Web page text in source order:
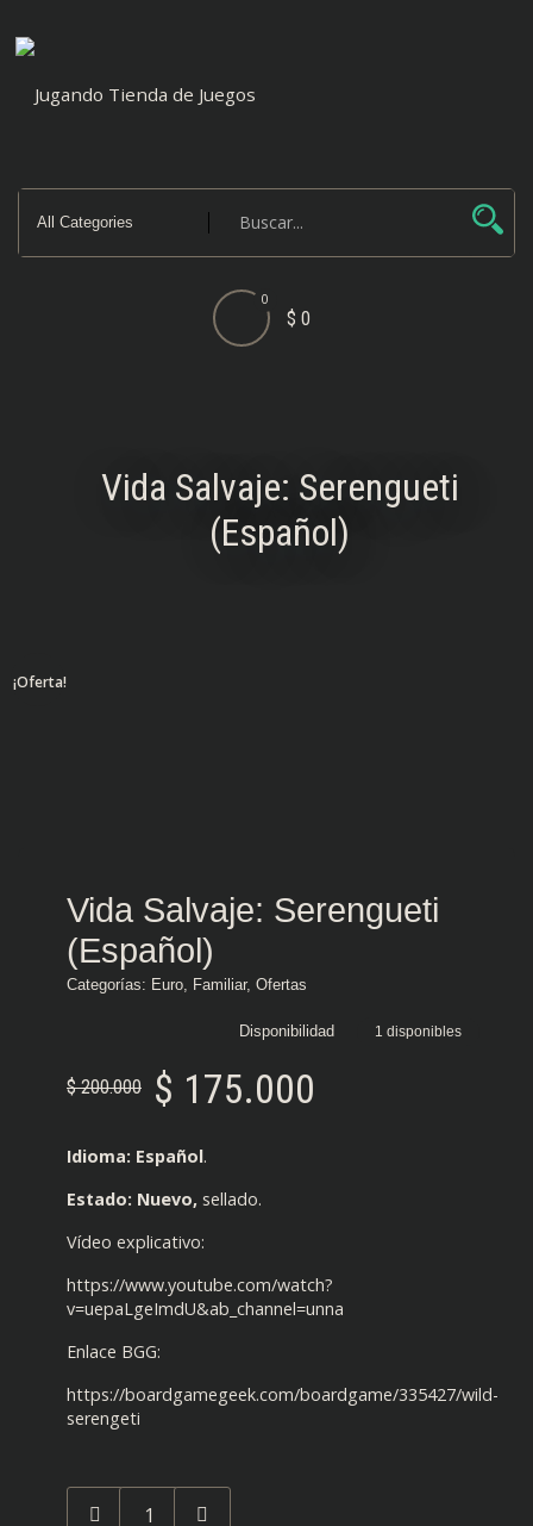
0
$ 0
Vida Salvaje: Serengueti
(Español)
¡Oferta!
Vida Salvaje: Serengueti
(Español)
Categorías: Euro Familiar, Ofertas
Disponibilidad 1 disponibles
$200.000
El
original
era:
$ 200.000.
$ 175.000
El
actual
es:
$ 175.000.
Idioma: Español.
Estado: Nuevo, sellado.
Vídeo explicativo:
https://www.youtube.com/watch?
v=uepaLgeImdU&ab_channel=unna
Enlace BGG:
https://boardgamegeek.com/boardgame/335427/wild-
serengeti